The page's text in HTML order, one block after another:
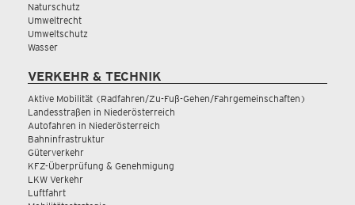
Naturschutz
Umweltrecht
Umweltschutz
Wasser
VERKEHR & TECHNIK
Aktive Mobilität (Radfahren/Zu-Fuß-Gehen/Fahrgemeinschaften)
Landesstraßen in Niederösterreich
Autofahren in Niederösterreich
Bahninfrastruktur
Güterverkehr
KFZ-Überprüfung & Genehmigung
LKW Verkehr
Luftfahrt